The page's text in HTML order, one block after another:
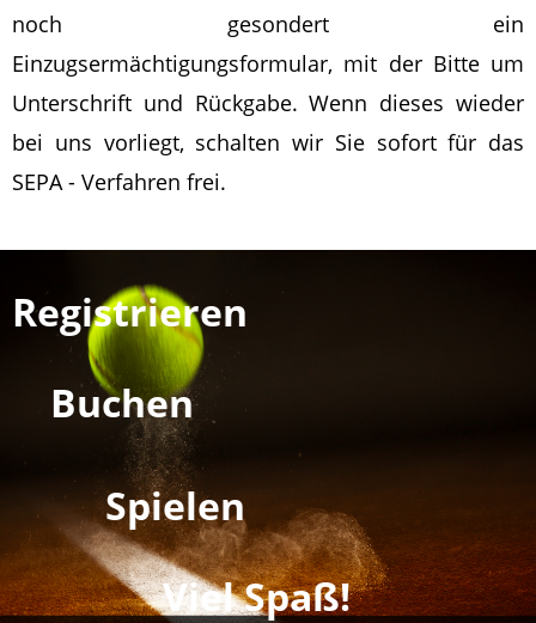
noch gesondert ein
Einzugsermächtigungsformular, mit der Bitte um
Unterschrift und Rückgabe. Wenn dieses wieder
bei uns vorliegt, schalten wir Sie sofort für das
SEPA - Verfahren frei.
Registrieren
Buchen
Spielen
Viel Spaß!